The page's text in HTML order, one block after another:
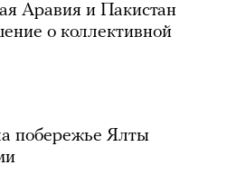
Аравия и Пакистан
о коллективной
побережье Ялты